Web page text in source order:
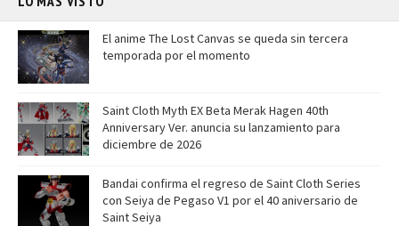
El anime The Lost Canvas se queda sin tercera
temporada por el momento
Saint Cloth Myth EX Beta Merak Hagen 40th
Anniversary Ver. anuncia su lanzamiento para
diciembre de 2026
Bandai confirma el regreso de Saint Cloth Series
con Seiya de Pegaso V1 por el 40 aniversario de
Saint Seiya